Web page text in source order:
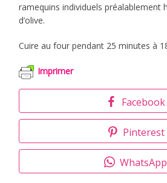
ramequins individuels préalablement
d’olive.
Cuire au four pendant 25 minutes à
Imprimer
Facebook
Pinterest
WhatsApp